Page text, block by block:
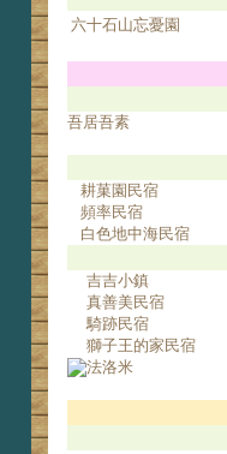
六十石山忘憂園
吾居吾素
耕菓園民宿
頻率民宿
白色地中海民宿
吉吉小鎮
真善美民宿
騎跡民宿
獅子王的家民宿
法洛米